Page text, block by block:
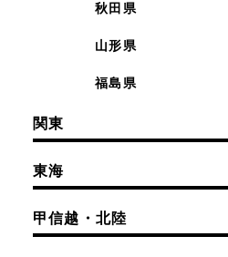
秋田県
山形県
福島県
関東
東海
甲信越・北陸